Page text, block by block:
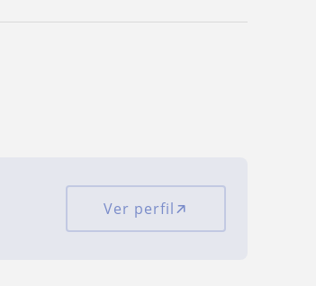
Ver perfil